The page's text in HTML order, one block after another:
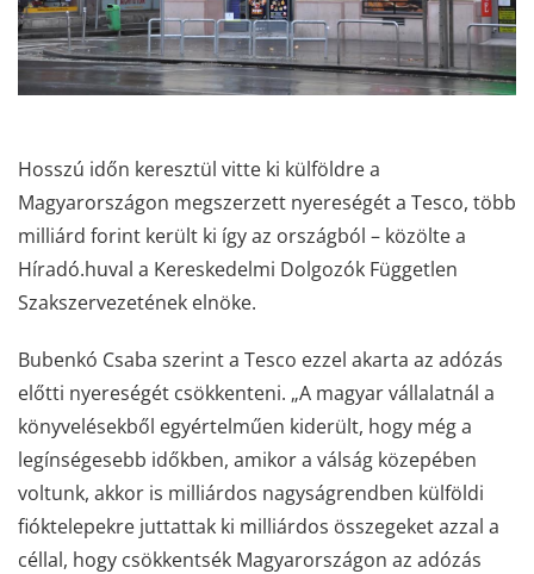
Hosszú időn keresztül vitte ki külföldre a
Magyarországon megszerzett nyereségét a Tesco, több
milliárd forint került ki így az országból – közölte a
Híradó.huval a Kereskedelmi Dolgozók Független
Szakszervezetének elnöke.
Bubenkó Csaba szerint a Tesco ezzel akarta az adózás
előtti nyereségét csökkenteni. „A magyar vállalatnál a
könyvelésekből egyértelműen kiderült, hogy még a
legínségesebb időkben, amikor a válság közepében
voltunk, akkor is milliárdos nagyságrendben külföldi
fióktelepekre juttattak ki milliárdos összegeket azzal a
céllal, hogy csökkentsék Magyarországon az adózás